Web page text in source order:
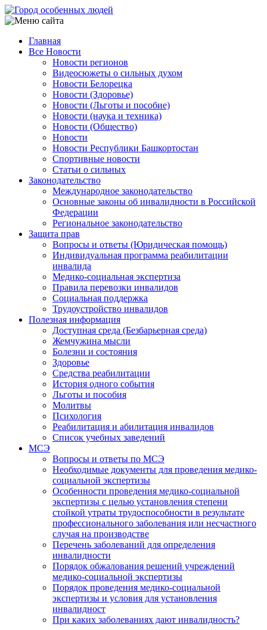
Перейти
к
содержанию
Main
navigation
Главная
Все Новости
Новости регионов
Видеосюжеты о сильных духом
Новости Белорецка
Новости (Здоровье)
Новости (Льготы и пособие)
Новости (наука и техника)
Новости (Общество)
Новости
Новости Республики Башкортостан
Спортивные новости
Статьи о сильных
Законодательство
Международное законодательство
Основные законы об инвалидности в Российской
Федерации
Региональное законодательство
Защита прав
Вопросы и ответы (Юридическая помощь)
Индивидуальная программа реабилитации
инвалида
Медико-социальная экспертиза
Правила перевозки инвалидов
Социальная поддержка
Трудоустройство инвалидов
Полезная информация
Доступная среда (Безбарьерная среда)
Жемчужина мысли
Болезни и состояния
Здоровье
Средства реабилитации
История одного события
Льготы и пособия
Молитвы
Психология
Реабилитация и абилитация инвалидов
Список учебных заведений
МСЭ
Вопросы и ответы по МСЭ
Необходимые документы для проведения медико-
социальной экспертизы
Особенности проведения медико-социальной
экспертизы с целью установления степени
стойкой утраты трудоспособности в результате
профессионального заболевания или несчастного
случая на производстве
Перечень заболеваний для определения
инвалидности
Порядок обжалования решений учреждений
медико-социальной экспертизы
Порядок проведения медико-социальной
экспертизы и условия для установления
инвалидност
При каких заболеваниях дают инвалидность?